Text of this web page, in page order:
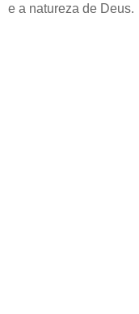
e a natureza de Deus.